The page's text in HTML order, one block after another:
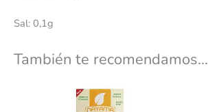
Sal: 0,1g
También te recomendamos…